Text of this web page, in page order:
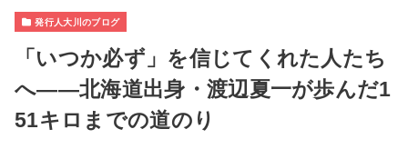
発行人大川のブログ
「いつか必ず」を信じてくれた人たち
へ――北海道出身・渡辺夏一が歩んだ1
51キロまでの道のり